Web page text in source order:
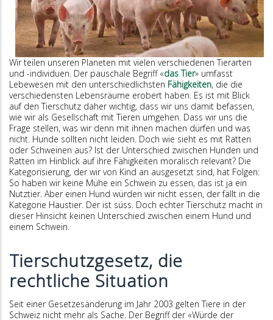
Wir teilen unseren Planeten mit vielen verschiedenen Tierarten
und -individuen. Der pauschale Begriff «das Tier» umfasst
Lebewesen mit den unterschiedlichsten Fähigkeiten, die die
verschiedensten Lebensräume erobert haben. Es ist mit Blick
auf den Tierschutz daher wichtig, dass wir uns damit befassen,
wie wir als Gesellschaft mit Tieren umgehen. Dass wir uns die
Frage stellen, was wir denn mit ihnen machen dürfen und was
nicht. Hunde sollten nicht leiden. Doch wie sieht es mit Ratten
oder Schweinen aus? Ist der Unterschied zwischen Hunden und
Ratten im Hinblick auf ihre Fähigkeiten moralisch relevant? Die
Kategorisierung, der wir von Kind an ausgesetzt sind, hat Folgen:
So haben wir keine Mühe ein Schwein zu essen, das ist ja ein
Nutztier. Aber einen Hund würden wir nicht essen, der fällt in die
Kategorie Haustier. Der ist süss. Doch echter Tierschutz macht in
dieser Hinsicht keinen Unterschied zwischen einem Hund und
einem Schwein.
Tierschutzgesetz, die
rechtliche Situation
Seit einer Gesetzesänderung im Jahr 2003 gelten Tiere in der
Schweiz nicht mehr als Sache. Der Begriff der «Würde der